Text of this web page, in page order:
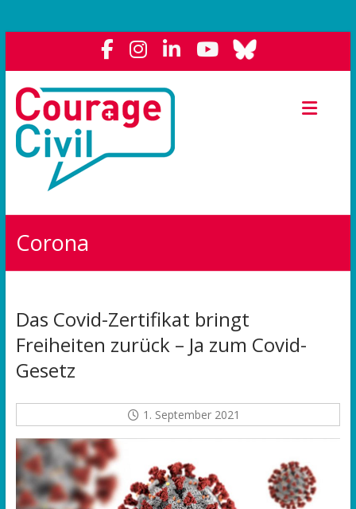
Courage
Civil
Weil
Demokratie
Corona
Das Covid-Zertifikat bringt
Freiheiten zurück – Ja zum Covid-
Gesetz
1. September 2021